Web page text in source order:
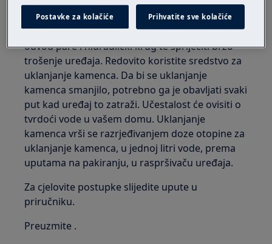
4. Provedite postupak uklanjanja kamenca.
Redovitim uklanjanjem kamenca očistiti će se
odvod pare i hidraulički krug te spriječiti brzo
trošenje uređaja. Redovito koristite sredstvo za
uklanjanje kamenca. Da bi se uklanjanje
kamenca smanjilo, potrebno ga je obavljati svaki
put kad uređaj to zatraži. Učestalost će ovisiti o
tvrdoći vode u vašem domu. Uklanjanje
kamenca vrši se razrjeđivanjem doze otopine za
uklanjanje kamenca, u jednoj litri vode, prema
uputama na pakiranju, u raspršivaču uređaja.
Za cjelovite postupke slijedite upute u
priručniku.
Preuzmite .
Postavke za kolačiće Prihvatite sve kolačiće